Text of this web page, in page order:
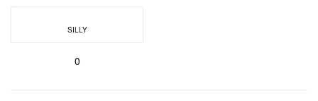
SILLY
0